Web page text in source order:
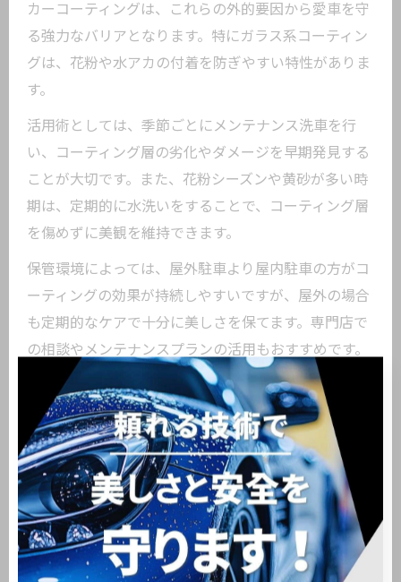
カーコーティングは、これらの外的要因から愛車を守
る強力なバリアとなります。特にガラス系コーティン
グは、花粉や水アカの付着を防ぎやすい特性がありま
す。
活用術としては、季節ごとにメンテナンス洗車を行
い、コーティング層の劣化やダメージを早期発見する
ことが大切です。また、花粉シーズンや黄砂が多い時
期は、定期的に水洗いをすることで、コーティング層
を傷めずに美観を維持できます。
保管環境によっては、屋外駐車より屋内駐車の方がコ
ーティングの効果が持続しやすいですが、屋外の場合
も定期的なケアで十分に美しさを保てます。専門店で
の相談やメンテナンスプランの活用もおすすめです。
カーコーティング後の汚れ落ちが良い理由
カーコーティング後に汚れ落ちが良くなる理由は、コ
ーティング剤が塗装表面に強固な保護膜を形成するか
らです。この膜が汚れや水分の付着を防ぎ、付着した
汚れも簡単に洗い流せるようになります。特にガラス
コーティングは、撥水性や防汚性に優れているため、
東京都大田区東糀谷のような環境でも効果を実感しや